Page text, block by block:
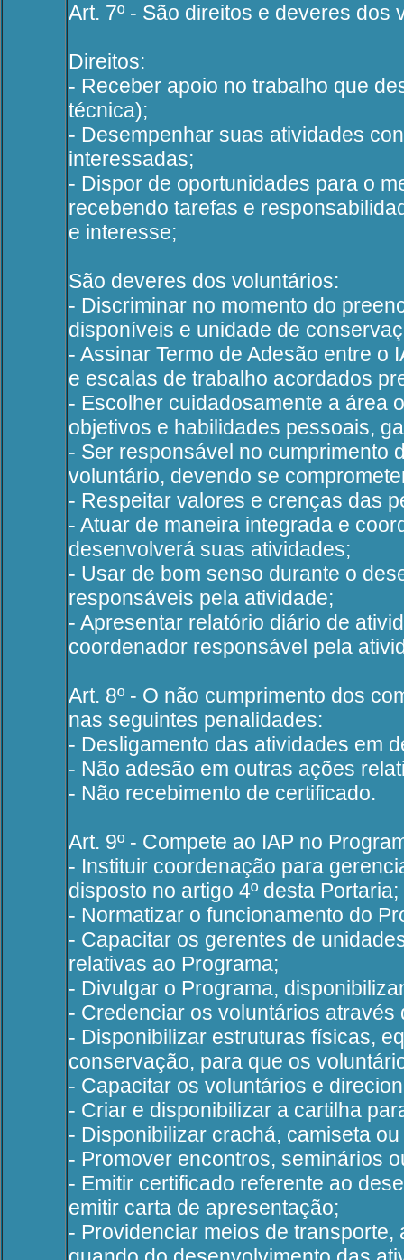
Art. 7º - São direitos e deveres dos
Direitos:
- Receber apoio no trabalho que
técnica);
- Desempenhar suas atividades
interessadas;
- Dispor de oportunidades para o
recebendo tarefas e
e interesse;
São deveres dos voluntários:
- Discriminar no momento do
disponíveis e unidade de
- Assinar Termo de Adesão entre o
e escalas de trabalho acordados
- Escolher cuidadosamente a área
objetivos e habilidades pessoais,
- Ser responsável no cumprimento
voluntário, devendo se
- Respeitar valores e crenças das
- Atuar de maneira integrada e
desenvolverá suas atividades;
- Usar de bom senso durante o
responsáveis pela atividade;
- Apresentar relatório diário de
coordenador responsável pela
Art. 8º - O não cumprimento dos
nas seguintes penalidades:
- Desligamento das atividades em
- Não adesão em outras ações
- Não recebimento de certificado.
Art. 9º - Compete ao IAP no
- Instituir coordenação para
disposto no artigo 4º desta Portaria;
- Normatizar o funcionamento do
- Capacitar os gerentes de
relativas ao Programa;
- Divulgar o Programa,
- Credenciar os voluntários
- Disponibilizar estruturas físicas,
conservação, para que os
- Capacitar os voluntários e
- Criar e disponibilizar a cartilha
- Disponibilizar crachá, camiseta
- Promover encontros, seminários
- Emitir certificado referente ao
emitir carta de apresentação;
- Providenciar meios de